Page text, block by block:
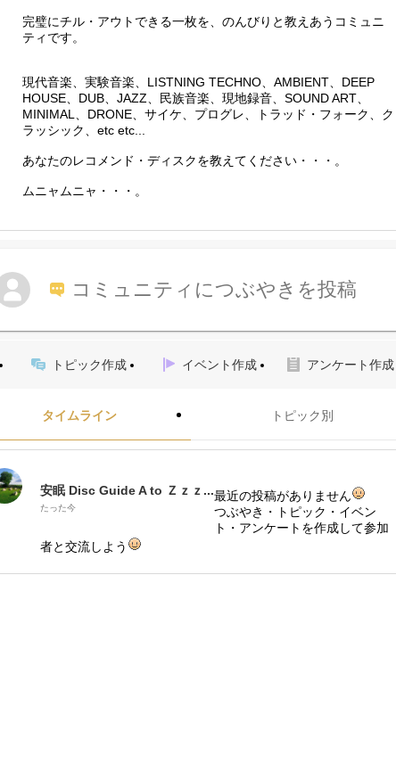
完璧にチル・アウトできる一枚を、のんびりと教えあうコミュニ
ティです。
現代音楽、実験音楽、LISTNING TECHNO、AMBIENT、DEEP
HOUSE、DUB、JAZZ、民族音楽、現地録音、SOUND ART、
MINIMAL、DRONE、サイケ、プログレ、トラッド・フォーク、ク
ラッシック、etc etc...
あなたのレコメンド・ディスクを教えてください・・・。
ムニャムニャ・・・。
コミュニティにつぶやきを投稿
トピック作成 イベント作成 アンケート作成
タイムライン トピック別
安眠 Disc Guide A to Ｚｚｚ...
たった今
最近の投稿がありません
つぶやき・トピック・イベン
ト・アンケートを作成して参加
者と交流しよう